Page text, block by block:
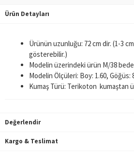
Ürün Detayları
Ürünün uzunluğu: 72 cm dir. (1-3
gösterebilir.)
Modelin üzerindeki ürün M/38
Modelin Ölçüleri: Boy: 1.60, Göğüs:
Kumaş Türü: Terikoton kumaştan
Değerlendir
Kargo & Teslimat